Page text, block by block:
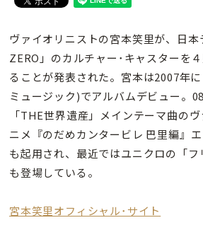
ヴァイオリニストの宮本笑里が、日本
ZERO」のカルチャー･キャスターを
ることが発表された。宮本は2007年
ミュージック)でアルバムデビュー。
「THE世界遺産」メインテーマ曲の
ニメ『のだめカンタービレ 巴里編』
も起用され、最近ではユニクロの「フ
も登場している。
宮本笑里オフィシャル･サイト